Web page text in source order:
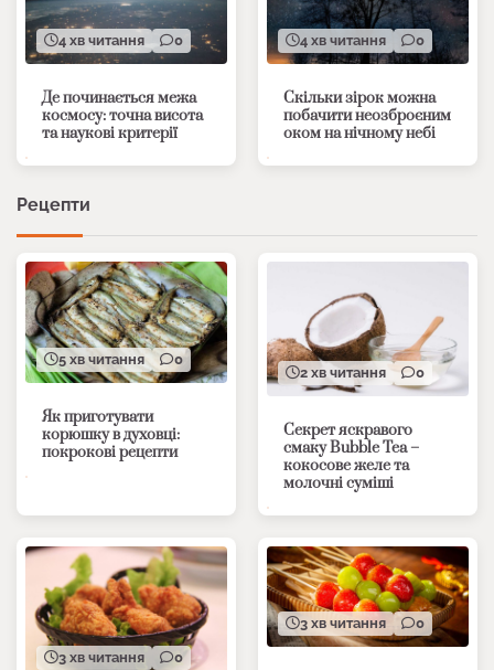
4 хв читання 0
Де починається межа
космосу: точна висота
та наукові критерії
4 хв читання 0
Скільки зірок можна
побачити неозброєним
оком на нічному небі
Рецепти
5 хв читання 0
Як приготувати
корюшку в духовці:
покрокові рецепти
2 хв читання 0
Секрет яскравого
смаку Bubble Tea –
кокосове желе та
молочні суміші
3 хв читання 0
3 хв читання 0